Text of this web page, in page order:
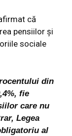
că
pensiilor și
sociale
din
fie
care nu
Legea
al